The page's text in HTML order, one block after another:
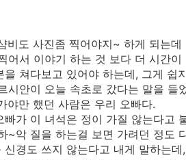
비도 사진좀 찍어야지~ 하게 되는데
어서 이야기 하는 것 보다 더 시간이
쳐다보고 있어야 하는데, 그게 쉽
시안이 오늘 속초로 갔다는 말을 들
야만 했던 사람은 우리 오빠다.
가 이 녀석은 정이 가질 않는다고
~악 질을 하는걸 보면 가려던 정도
경도 쓰지 않는다고 내게 말하는